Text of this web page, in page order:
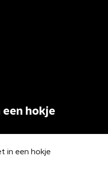
een hokje
in een hokje